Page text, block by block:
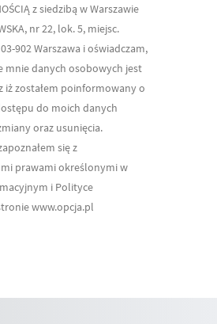
z siedzibą w Warszawie
nr 22, lok. 5, miejsc.
902 Warszawa i oświadczam,
mnie danych osobowych jest
zostałem poinformowany o
do moich danych
oraz usunięcia.
się z
mi prawami określonymi w
i Polityce
www.opcja.pl